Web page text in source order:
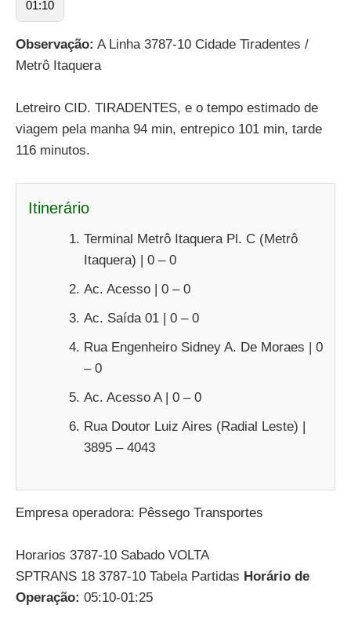
01:10
Observação: A Linha 3787-10 Cidade Tiradentes /
Metrô Itaquera
Letreiro CID. TIRADENTES, e o tempo estimado de
viagem pela manha 94 min, entrepico 101 min, tarde
116 minutos.
Itinerário
Terminal Metrô Itaquera Pl. C (Metrô
Itaquera) | 0 – 0
Ac. Acesso | 0 – 0
Ac. Saída 01 | 0 – 0
Rua Engenheiro Sidney A. De Moraes | 0
– 0
Ac. Acesso A | 0 – 0
Rua Doutor Luiz Aires (Radial Leste) |
3895 – 4043
Empresa operadora: Pêssego Transportes
Horarios 3787-10 Sabado VOLTA
SPTRANS 18 3787-10 Tabela Partidas Horário de
Operação: 05:10-01:25